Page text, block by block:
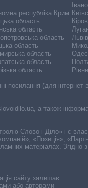
республіка Крим
область
область
область
область
область
область
область
сайту залишає
або авторами
посилання (для
а також
Слово і Діло» і є
«Позиція»,
матеріалах. Згідно